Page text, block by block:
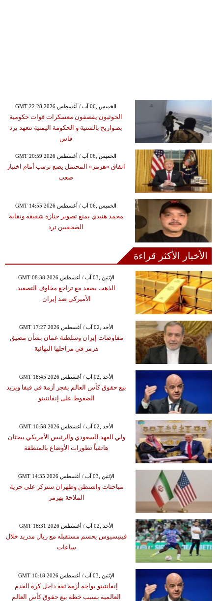
GMT 22:28 2026 الخميس ,06 آب / أغسطس
الحوثيون يقصفون معسكرات قوات حكومية
بصواريخ بالستية و الحكومة اليمنية تتعهد برد
قاس
GMT 20:59 2026 الخميس ,06 آب / أغسطس
اتفاق «هرمز» المحتمل يضع ترمب أمام اختبار
صعب
GMT 14:55 2026 الخميس ,06 آب / أغسطس
محمد هنيدي يمنع تصوير جنازة شقيقه ونقابة
الصحفيين ترد
الأخبار الأكثر قراءة
GMT 08:38 2026 الإثنين ,03 آب / أغسطس
الذهب يصعد مع تراجع مخاوف التصعيد
الأميركي ضد إيران
GMT 17:27 2026 الأحد ,02 آب / أغسطس
مفاوضات إيران وسلطنة عمان بشأن مضيق
هرمز في مراحلها النهائية
GMT 18:45 2026 الأحد ,02 آب / أغسطس
بيع حقوق كأس العالم يفجر أزمة في فيفا ويزيد
الضغوط على إنفانتينو
GMT 10:58 2026 الأحد ,02 آب / أغسطس
ولي العهد السعودي والرئيس الأمريكي يبحثان
هاتفياً تطورات الأوضاع بالمنطقة
GMT 14:35 2026 الإثنين ,03 آب / أغسطس
مباحثات واشنطن وطهران ستركز على حرية
الملاحة بهرمز
GMT 18:31 2026 الأحد ,02 آب / أغسطس
فينيسيوس يحسم مستقبله مع ريال مدريد خلال
ساعات
GMT 10:18 2026 الإثنين ,03 آب / أغسطس
إنفانتينو يواجه أزمة ثقة داخل كرة القدم
العالمية بسبب خطة بيع حقوق كأس العالم